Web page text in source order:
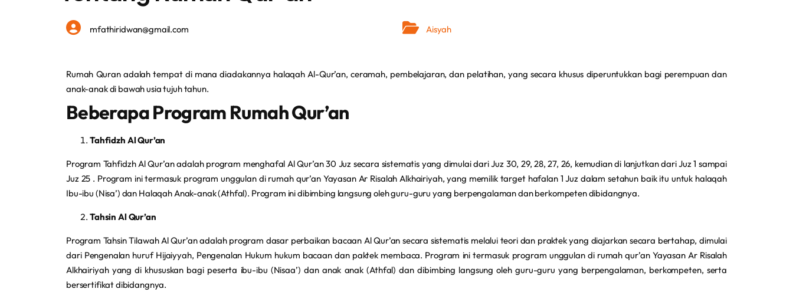
mfathiridwan@gmail.com Aisyah
Rumah Quran adalah tempat di mana diadakannya halaqah Al-Qur’an, ceramah, pembelajaran, dan pelatihan, yang secara khusus diperuntukkan bagi perempuan dan
anak-anak di bawah usia tujuh tahun.
Beberapa Program Rumah Qur’an
Tahfidzh Al Qur’an
Program Tahfidzh Al Qur’an adalah program menghafal Al Qur’an 30 Juz secara sistematis yang dimulai dari Juz 30, 29, 28, 27, 26, kemudian di lanjutkan dari Juz 1 sampai
Juz 25 . Program ini termasuk program unggulan di rumah qur’an Yayasan Ar Risalah Alkhairiyah, yang memilik target hafalan 1 Juz dalam setahun baik itu untuk halaqah
Ibu-ibu (Nisa’) dan Halaqah Anak-anak (Athfal). Program ini dibimbing langsung oleh guru-guru yang berpengalaman dan berkompeten dibidangnya.
Tahsin Al Qur’an
Program Tahsin Tilawah Al Qur’an adalah program dasar perbaikan bacaan Al Qur’an secara sistematis melalui teori dan praktek yang diajarkan secara bertahap, dimulai
dari Pengenalan huruf Hijaiyyah, Pengenalan Hukum hukum bacaan dan paktek membaca. Program ini termasuk program unggulan di rumah qur’an Yayasan Ar Risalah
Alkhairiyah yang di khususkan bagi peserta ibu-ibu (Nisaa’) dan anak anak (Athfal) dan dibimbing langsung oleh guru-guru yang berpengalaman, berkompeten, serta
bersertifikat dibidangnya.